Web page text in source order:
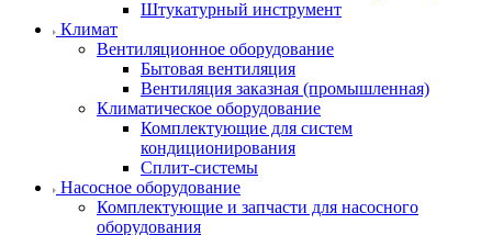
Штукатурный инструмент
Климат
Вентиляционное оборудование
Бытовая вентиляция
Вентиляция заказная (промышленная)
Климатическое оборудование
Комплектующие для систем
кондиционирования
Сплит-системы
Насосное оборудование
Комплектующие и запчасти для насосного
оборудования